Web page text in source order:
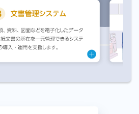
文書管理